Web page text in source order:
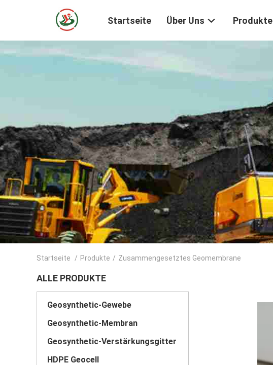
Startseite Über Uns Produkte
Startseite / Produkte / Zusammengesetztes Geomembrane
ALLE PRODUKTE
Geosynthetic-Gewebe
Geosynthetic-Membran
Geosynthetic-Verstärkungsgitter
HDPE Geocell